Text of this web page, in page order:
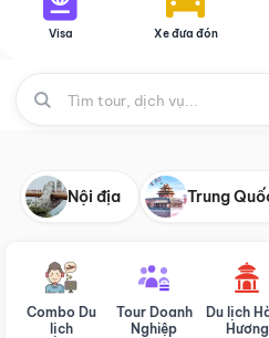
Visa Xe đưa đón
Nội địa Trung
Combo Du
lịch
Tour Doanh
Nghiệp
Du lịch
Hương